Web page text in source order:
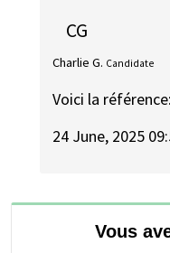
CG
Charlie G. Candidate
Voici la
24 June, 2025
Vous